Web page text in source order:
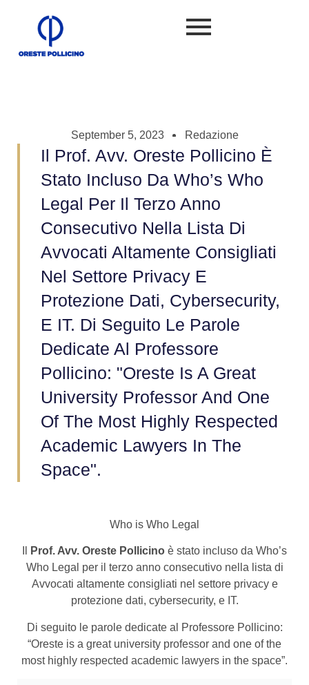
September 5, 2023 Redazione
Il Prof. Avv. Oreste Pollicino È
Stato Incluso Da Who’s Who
Legal Per Il Terzo Anno
Consecutivo Nella Lista Di
Avvocati Altamente Consigliati
Nel Settore Privacy E
Protezione Dati, Cybersecurity,
E IT. Di Seguito Le Parole
Dedicate Al Professore
Pollicino: "Oreste Is A Great
University Professor And One
Of The Most Highly Respected
Academic Lawyers In The
Space".
Who is Who Legal
Prof. Avv. Oreste Pollicino è stato incluso da Who’s
Who Legal per il terzo anno consecutivo nella lista di
Avvocati altamente consigliati nel settore privacy e
protezione dati, cybersecurity, e IT.
Di seguito le parole dedicate al Professore Pollicino:
“Oreste is a great university professor and one of the
most highly respected academic lawyers in the space”.